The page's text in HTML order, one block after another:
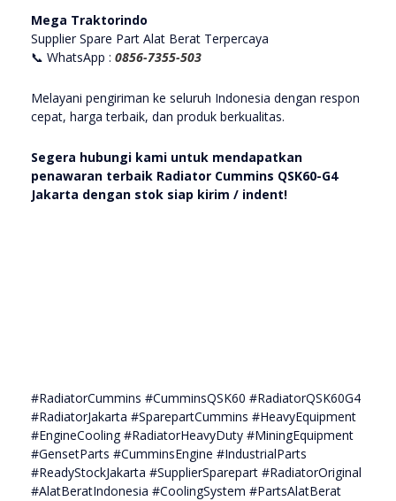
Mega Traktorindo
Supplier Spare Part Alat Berat Terpercaya
📞 WhatsApp : 0856-7355-503
Melayani pengiriman ke seluruh Indonesia dengan respon
cepat, harga terbaik, dan produk berkualitas.
Segera hubungi kami untuk mendapatkan
penawaran terbaik Radiator Cummins QSK60-G4
Jakarta dengan stok siap kirim / indent!
#RadiatorCummins #CumminsQSK60 #RadiatorQSK60G4
#RadiatorJakarta #SparepartCummins #HeavyEquipment
#EngineCooling #RadiatorHeavyDuty #MiningEquipment
#GensetParts #CumminsEngine #IndustrialParts
#ReadyStockJakarta #SupplierSparepart #RadiatorOriginal
#AlatBeratIndonesia #CoolingSystem #PartsAlatBerat